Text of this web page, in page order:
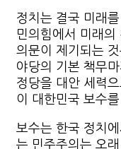
정치는 결국 미래
민의힘에서 미래의
의문이 제기되는
야당의 기본 책무
정당을 대안 세력
이 대한민국 보수
보수는 한국 정치
는 민주주의는 오